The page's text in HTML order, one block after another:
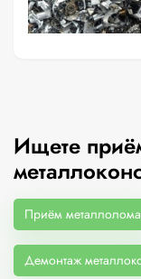
Ищете
Приём металлолома
Демонтаж